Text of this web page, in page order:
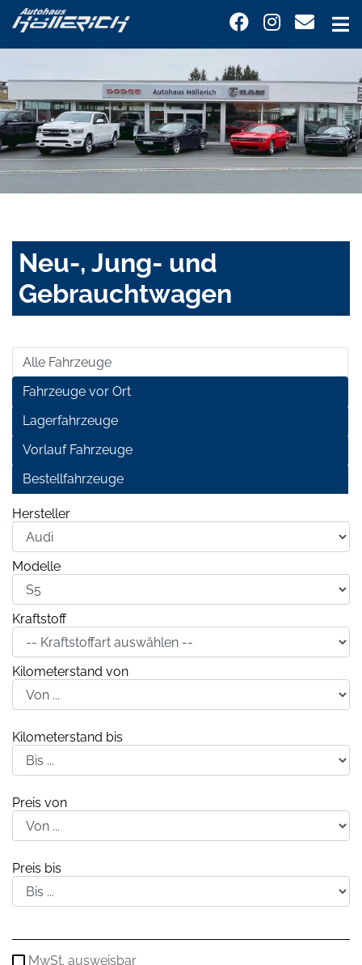
Neu-, Jung- und
Gebrauchtwagen
Alle Fahrzeuge
Fahrzeuge vor Ort
Lagerfahrzeuge
Vorlauf Fahrzeuge
Bestellfahrzeuge
Hersteller
Modelle
Kraftstoff
Kilometerstand von
Kilometerstand bis
Preis von
Preis bis
MwSt. ausweisbar